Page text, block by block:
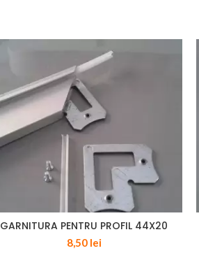
GARNITURA PENTRU PROFIL 44X20
8,50 lei